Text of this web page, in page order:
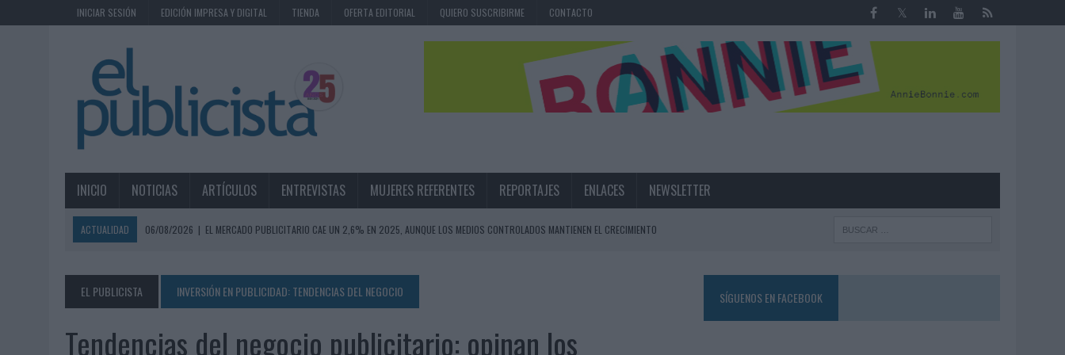
INICIAR SESIÓN EDICIÓN IMPRESA Y DIGITAL TIENDA OFERTA EDITORIAL QUIERO SUSCRIBIRME CONTACTO
INICIO NOTICIAS ARTÍCULOS ENTREVISTAS MUJERES REFERENTES REPORTAJES ENLACES NEWSLETTER
ACTUALIDAD 06/08/2026 | EL MERCADO PUBLICITARIO CAE UN 2,6% EN 2025, AUNQUE LOS MEDIOS CONTROLADOS MANTIENEN EL CRECIMIENTO
EL USO DE LA IA GENERATIVA ALCANZA YA AL 62% DE LOS ESPAÑOLES
06/08/2026 | SYSTEM1 NOMBRA A KIMBERLY BASTONI COMO NUEVA DIRECTORA COMERCIAL GLOBAL
06/08/2026
FRIGO Y UNIQLO LANZAN UNA COLECCIÓN PERSONALIZABLE INSPIRADA EN CORNETTO, CALIPPO Y SOLERO
EL PUBLICISTA INVERSIÓN EN PUBLICIDAD: TENDENCIAS DEL NEGOCIO
Tendencias del negocio publicitario: opinan los
SÍGUENOS EN FACEBOOK